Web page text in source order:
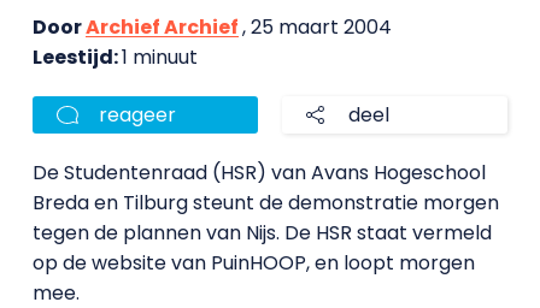
DoorArchief Archief, 25 maart 2004
Leestijd:1 minuut
reageer deel
De Studentenraad (HSR) van Avans Hogeschool
Breda en Tilburg steunt de demonstratie morgen
tegen de plannen van Nijs. De HSR staat vermeld
op de website van PuinHOOP, en loopt morgen
mee.